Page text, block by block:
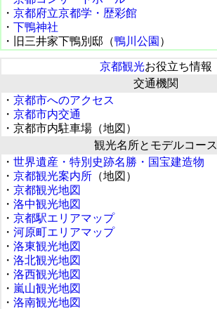
・ 京都府立京都学・歴彩館
・ 下鴨神社
・旧三井家下鴨別邸（鴨川公園 ）
京都観光お役立ち情報
交通機関
・ 京都市へのアクセス
・ 京都市内交通
・京都市内駐車場（地図）
観光名所とモデルコース
・ 世界遺産・特別史跡名勝・国宝建造物
・ 京都観光案内所 （地図）
・ 京都観光地図
・ 洛中観光地図
・ 京都駅エリアマップ
・ 河原町エリアマップ
・ 洛東観光地図
・ 洛北観光地図
・ 洛西観光地図
・ 嵐山観光地図
・ 洛南観光地図